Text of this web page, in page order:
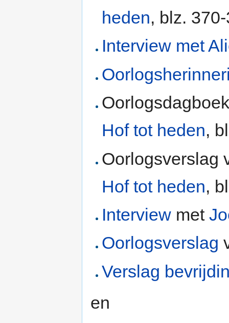
heden, blz.
Interview met
Hof tot heden,
Oorlogsverslag
Hof tot heden,
Interview met
Oorlogsverslag
Verslag
en